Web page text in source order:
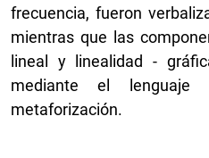
frecuencia, fueron
mientras que las
lineal y linealidad -
mediante el
metaforización.